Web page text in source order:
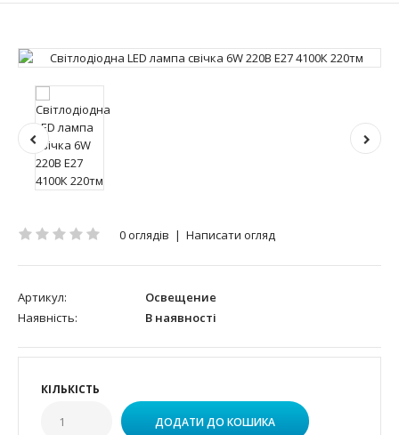
0 оглядів | Написати огляд
Артикул:
Освещение
Наявність:
В наявності
КІЛЬКІСТЬ